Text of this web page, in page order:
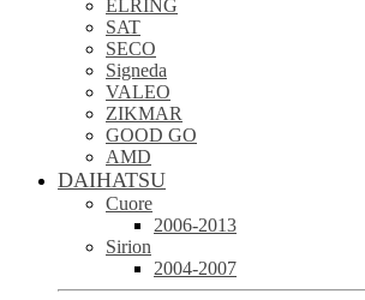
ELRING
SAT
SECO
Signeda
VALEO
ZIKMAR
GOOD GO
AMD
DAIHATSU
Cuore
2006-2013
Sirion
2004-2007